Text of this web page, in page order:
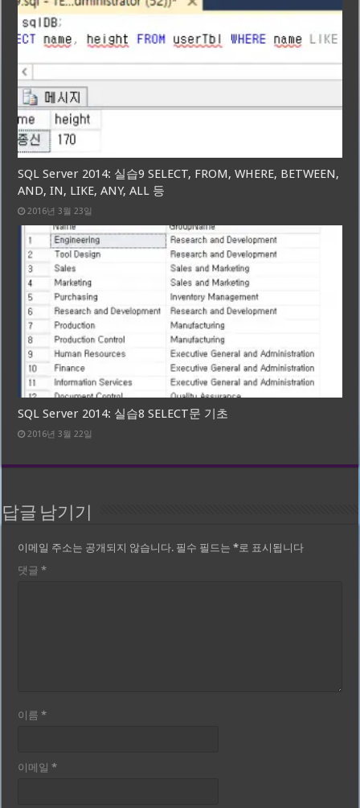
SQL Server 2014: 실습9 SELECT, FROM, WHERE, BETWEEN,
AND, IN, LIKE, ANY, ALL 등
2016년 3월 23일
SQL Server 2014: 실습8 SELECT문 기초
2016년 3월 22일
답글 남기기
이메일 주소는 공개되지 않습니다. 필수 필드는*로 표시됩니다
댓글*
이름*
이메일*